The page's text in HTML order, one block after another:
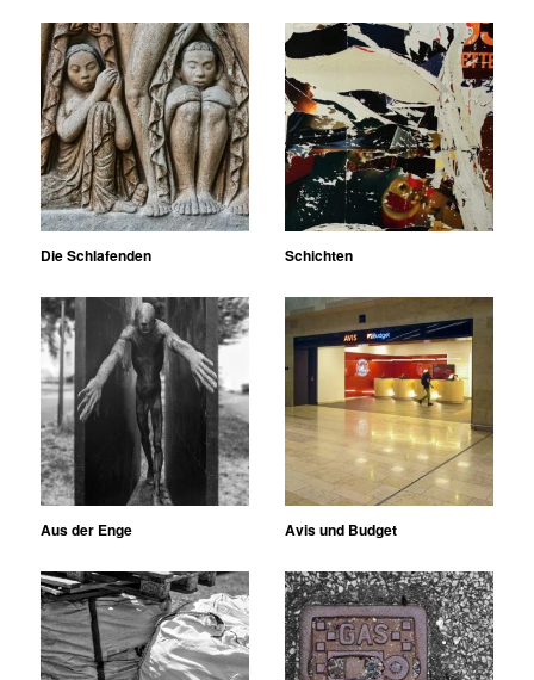
Die Schlafenden Schichten
Aus der Enge Avis und Budget